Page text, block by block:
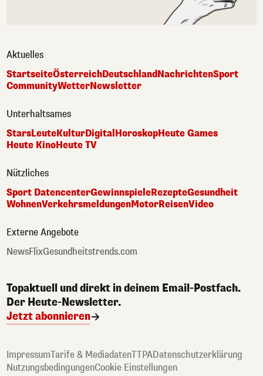
Aktuelles
StartseiteÖsterreichDeutschlandNachrichtenSport
CommunityWetterNewsletter
Unterhaltsames
StarsLeuteKulturDigital HoroskopHeute Games
Heute KinoHeute TV
Nützliches
Sport DatencenterGewinnspieleRezepteGesundheit
WohnenVerkehrsmeldungenMotorReisenVideo
Externe Angebote
NewsFlixGesundheitstrends.com
Topaktuell und direkt in deinem Email-Postfach.
Der Heute-Newsletter.
Jetzt abonnieren
ImpressumTarife & MediadatenTTPADatenschutzerklärung
NutzungsbedingungenCookie Einstellungen